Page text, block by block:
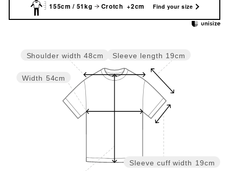
155cm / 51kg Crotch +2cm Find your size
Sleeve cuff width 19cm
Sleeve length 19cm
Width 54cm
Shoulder width 48cm